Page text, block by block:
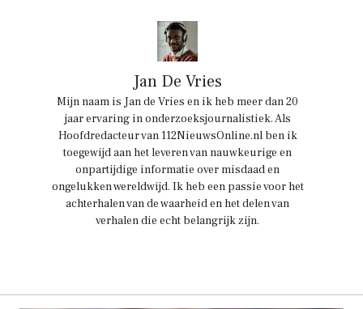
Jan De Vries
Mijn naam is Jan de Vries en ik heb meer dan 20
jaar ervaring in onderzoeksjournalistiek. Als
Hoofdredacteur van 112NieuwsOnline.nl ben ik
toegewijd aan het leveren van nauwkeurige en
onpartijdige informatie over misdaad en
ongelukken wereldwijd. Ik heb een passie voor het
achterhalen van de waarheid en het delen van
verhalen die echt belangrijk zijn.